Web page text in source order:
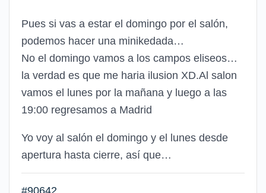
Pues si vas a estar el domingo por el salón,
podemos hacer una minikedada…
No el domingo vamos a los campos eliseos…
la verdad es que me haria ilusion XD.Al salon
vamos el lunes por la mañana y luego a las
19:00 regresamos a Madrid
Yo voy al salón el domingo y el lunes desde
apertura hasta cierre, así que…